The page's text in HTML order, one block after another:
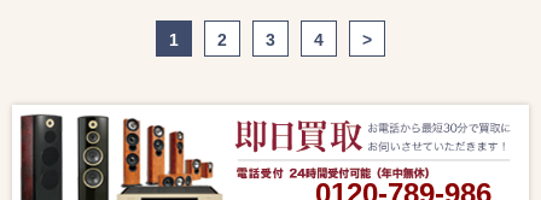
1 2 3 4 >
0120-789-986